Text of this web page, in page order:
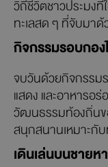
วิถีชีวิตชาวประมง
ทะเลสด ๆ ที่จับมาด้
กิจกรรมรอบกอ
จบวันด้วยกิจกรร
แสดง และอาหาร
วัฒนธรรมท้องถิ่น
สนุกสนานเหมาะกั
เดินเล่นบนชายห